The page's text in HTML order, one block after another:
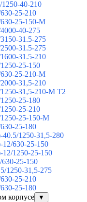
40-210
25-210
25-150-М
40-275
31.5-275
31.5-275
31.5-210
25-150
25-210-М
31,5-210
31,5-210-М T2
25-180
25-210
25-150-М
25-180
1250-31,5-280
630-25-150
1250-25-150
25-150
1250-31,5-275
25-210
25-180
корпусе
▼